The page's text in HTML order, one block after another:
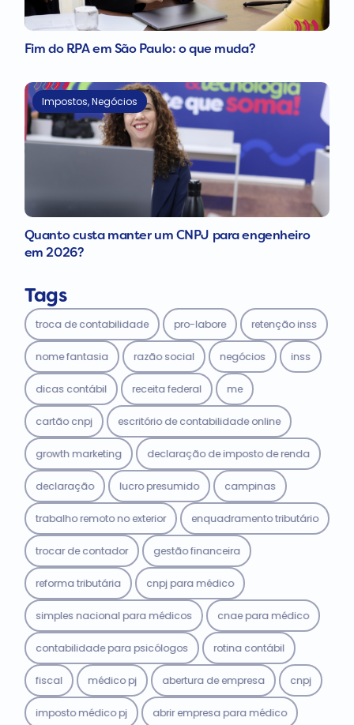
Fim do RPA em São Paulo: o que muda?
Impostos,Negócios
Quanto custa manter um CNPJ para engenheiro
em 2026?
Tags
troca de contabilidade pro-labore retenção inss
nome fantasia razão social negócios inss
dicas contábil receita federal me
cartão cnpj escritório de contabilidade online
growth marketing declaração de imposto de renda
declaração lucro presumido campinas
trabalho remoto no exterior enquadramento tributário
trocar de contador gestão financeira
reforma tributária cnpj para médico
simples nacional para médicos cnae para médico
contabilidade para psicólogos rotina contábil
fiscal médico pj abertura de empresa cnpj
imposto médico pj abrir empresa para médico